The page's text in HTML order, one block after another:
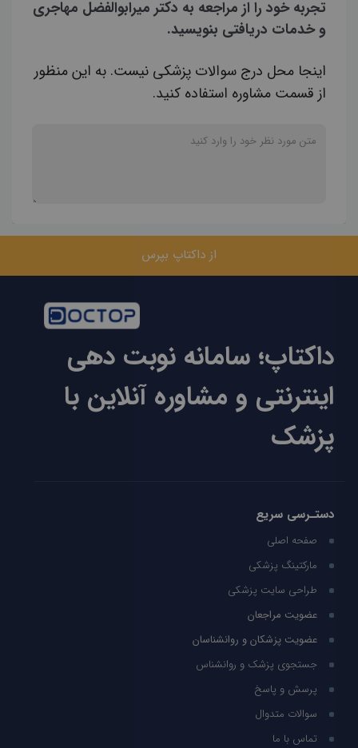
تجربه خود را از مراجعه به دکتر میرابوالفضل مهاجری
و خدمات دریافتی بنویسید.
اینجا محل درج سوالات پزشکی نیست. به این منظور
از قسمت مشاوره استفاده کنید.
از داکتاپ بپرس
داکتاپ؛ سامانه نوبت دهی
اینترنتی و مشاوره آنلاین با
پزشک
دستـرسی سریع
صفحه اصلی
مارکتینگ پزشکی
طراحی سایت پزشکی
عضویت مراجعان
عضویت پزشکان و روانشناسان
جستجوی پزشک و روانشناس
پرسش و پاسخ
سوالات متدوال
تماس با ما